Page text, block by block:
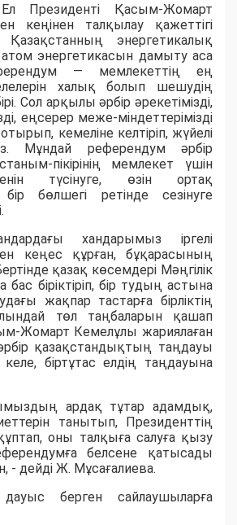
Президенті Қасым-Жомарт
кеңінен талқылау қажеттігі
энергетикалық
атом энергетикасын дамыту аса
— мемлекеттің ең
халық болып шешудің
Сол арқылы әрбір әрекетімізді,
еңсерер меже-міндеттерімізді
кемеліне келтіріп, жүйелі
Мұндай референдум әрбір
пікірінің мемлекет үшін
түсінуге, өзін ортақ
бөлшегі ретінде сезінуге
хандарымыз іргелі
кеңес құрған, бұқарасының
қазақ көсемдері Мәңгілік
біріктіріп, бір тудың астына
жақпар тастарға бірліктің
төл таңбаларын қашап
Жомарт Кемелұлы жариялаған
қазақстандықтың таңдауы
келе, біртұтас елдің таңдауына
ардақ тұтар адамдық,
танытып, Президенттің
оны талқыға салуға қызу
белсене қатысады
- дейді Ж. Мұсағалиева.
берген сайлаушыларға